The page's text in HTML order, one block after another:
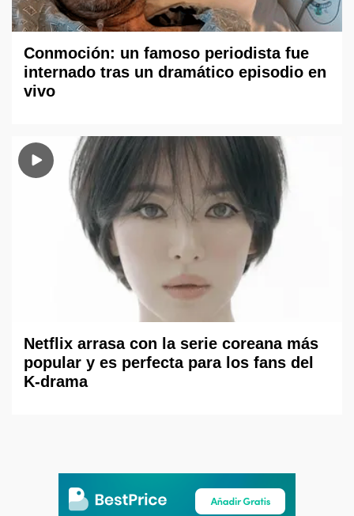
Conmoción: un famoso periodista fue
internado tras un dramático episodio en
vivo
Netflix arrasa con la serie coreana más
popular y es perfecta para los fans del
K-drama